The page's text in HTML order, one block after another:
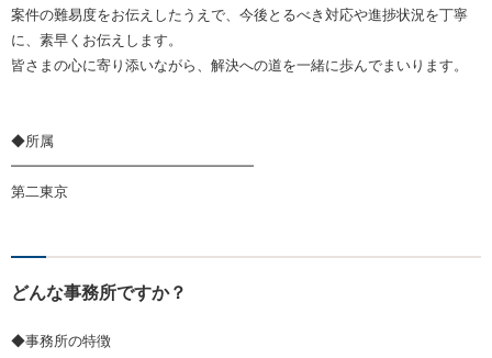
案件の難易度をお伝えしたうえで、今後とるべき対応や進捗状況を丁寧
に、素早くお伝えします。
皆さまの心に寄り添いながら、解決への道を一緒に歩んでまいります。
◆所属
━━━━━━━━━━━━━━━━━
第二東京
どんな事務所ですか？
◆事務所の特徴